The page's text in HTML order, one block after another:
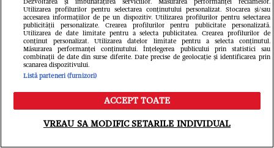
Și, ca să nu mai spun, un om bun"
Meniu Caută
Utilizarea profilurilor pentru selectarea conținutului personalizat. Stocarea și/sau
accesarea informațiilor de pe un dispozitiv. Utilizarea profilurilor pentru selectarea
publicității personalizate. Crearea profilurilor pentru publicitate personalizată.
Utilizarea de date limitate pentru a selecta publicitatea. Crearea profilurilor de
conținut personalizat. Utilizarea datelor limitate pentru a selecta conținutul.
Măsurarea performanței conținutului. Înțelegerea publicului prin statistici sau
combinații de date din surse diferite. Date precise de geolocație și identificarea prin
scanarea dispozitivului.
Listă parteneri (furnizori)
ACCEPT TOATE
VREAU SA MODIFIC SETARILE INDIVIDUAL